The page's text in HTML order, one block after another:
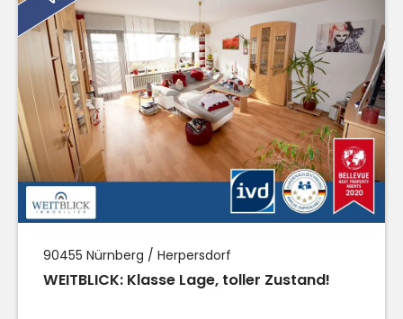
90455 Nürnberg / Herpersdorf
WEITBLICK: Klasse Lage, toller Zustand!